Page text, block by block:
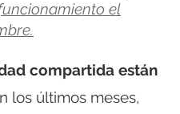
el
compartida están
los últimos meses,